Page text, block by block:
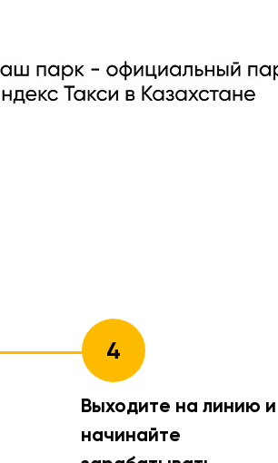
4
Выходите на линию и
начинайте